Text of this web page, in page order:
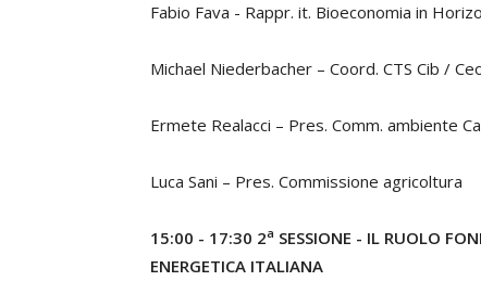
Fabio Fava - Rappr. it. Bioeconomia in
Michael Niederbacher – Coord. CTS Cib /
Ermete Realacci – Pres. Comm. ambiente
Luca Sani – Pres. Commissione agricoltura
15:00 - 17:30 2a SESSIONE - IL RUOLO
ENERGETICA ITALIANA